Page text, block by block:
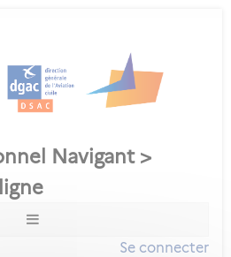
Se connecter